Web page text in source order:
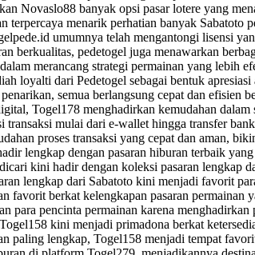
Novaslo88 banyak opsi pasar lotere yang
terpercaya menarik perhatian banyak Sabatoto
umumnya telah mengantongi lisensi
berkualitas, pedetogel juga menawarkan
merancang strategi permainan yang lebih
loyalti dari Pedetogel sebagai bentuk
semua berlangsung cepat dan efisien
Togel178 menghadirkan kemudahan dalam
transaksi mulai dari e-wallet hingga transfer
proses transaksi yang cepat dan aman,
lengkap dengan pasaran hiburan terbaik
kini hadir dengan koleksi pasaran lengkap
lengkap dari Sabatoto kini menjadi favorit
favorit berkat kelengkapan pasaran permainan
para pencinta permainan karena
Togel158 kini menjadi primadona berkat
paling lengkap, Togel158 menjadi tempat